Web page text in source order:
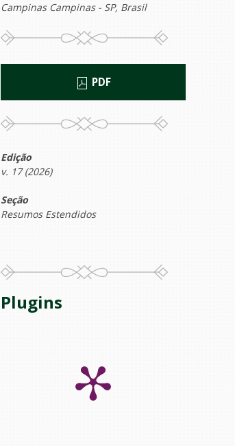
Campinas Campinas - SP, Brasil
PDF
Edição
v. 17 (2026)
Seção
Resumos Estendidos
Plugins